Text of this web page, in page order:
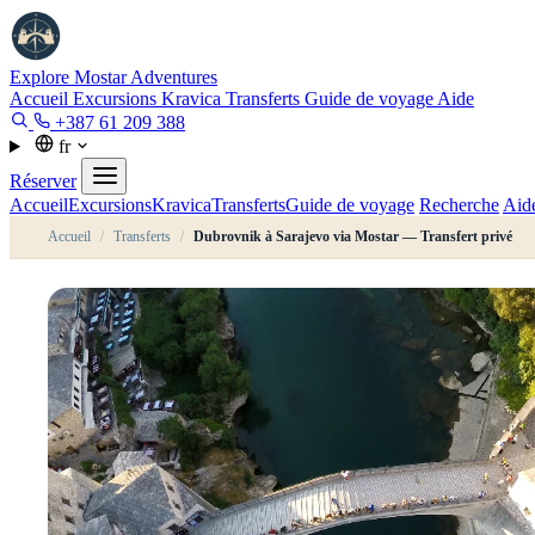
Explore MostarAdventures
Accueil Excursions Kravica Transferts Guide de voyage Aide
+387 61 209 388
fr
Réserver
AccueilExcursionsKravicaTransfertsGuide de voyage Recherche
Accueil / Transferts / Dubrovnik à Sarajevo via Mostar — Transfert privé